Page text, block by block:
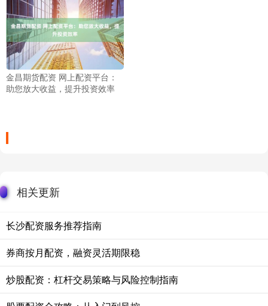
金昌期货配资 网上配资平台：
助您放大收益，提升投资效率
相关更新
长沙配资服务推荐指南
券商按月配资，融资灵活期限稳
炒股配资：杠杆交易策略与风险控制指南